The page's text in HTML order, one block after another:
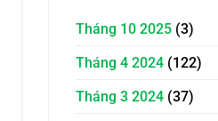
Tháng 10 2025 (3)
Tháng 4 2024 (122)
Tháng 3 2024 (37)